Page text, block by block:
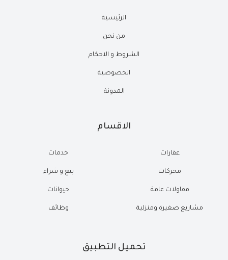
الرئيسية
من نحن
الشروط و الاحكام
الخصوصية
المدونة
الاقسام
عقارات
محركات
مقاولات عامة
مشاريع صغيرة ومنزلية
خدمات
بيع و شراء
حيوانات
وظائف
تحميل التطبيق